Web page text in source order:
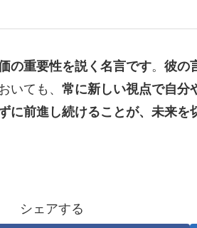
の重要性を説く名言です。 彼の
いても、 常に新しい視点で自分
に前進し続けることが、未来を
シェアする